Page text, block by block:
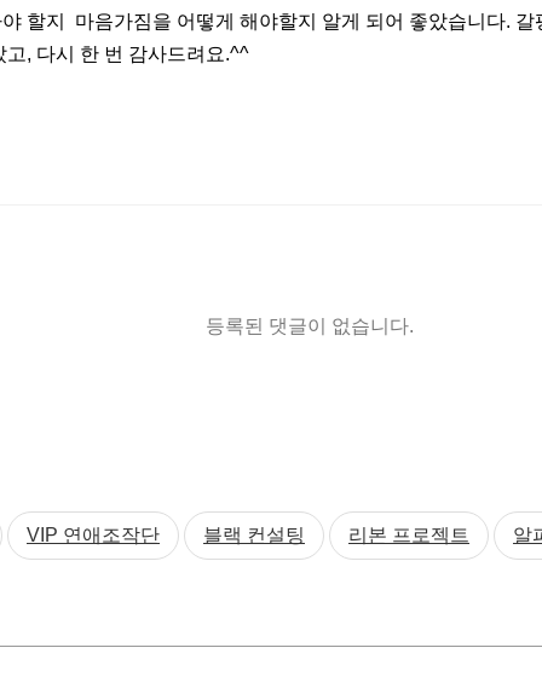
할지 마음가짐을 어떻게 해야할지 알게 되어 좋았습니다.
, 다시 한 번 감사드려요.^^
등록된 댓글이 없습니다.
VIP 연애조작단 블랙 컨설팅 리본 프로젝트 알